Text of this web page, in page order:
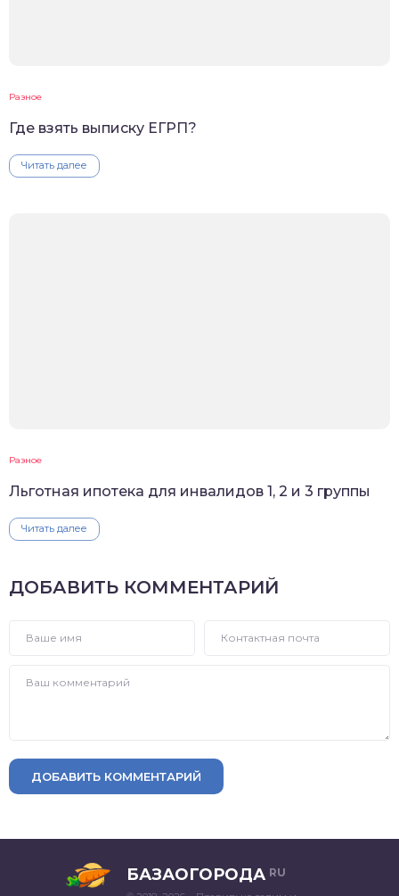
Разное
Где взять выписку ЕГРП?
Читать далее
Разное
Льготная ипотека для инвалидов 1, 2 и 3 группы
Читать далее
ДОБАВИТЬ КОММЕНТАРИЙ
ДОБАВИТЬ КОММЕНТАРИЙ
БАЗАОГОРОДА RU